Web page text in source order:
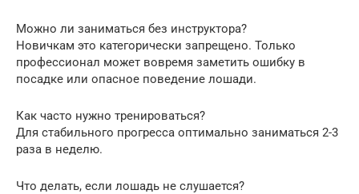
Можно ли заниматься без инструктора?
Новичкам это категорически запрещено. Только
профессионал может вовремя заметить ошибку в
посадке или опасное поведение лошади.
Как часто нужно тренироваться?
Для стабильного прогресса оптимально заниматься 2-3
раза в неделю.
Что делать, если лошадь не слушается?